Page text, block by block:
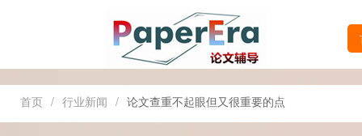
首页 / 行业新闻 / 论文查重不起眼但又很重要的点